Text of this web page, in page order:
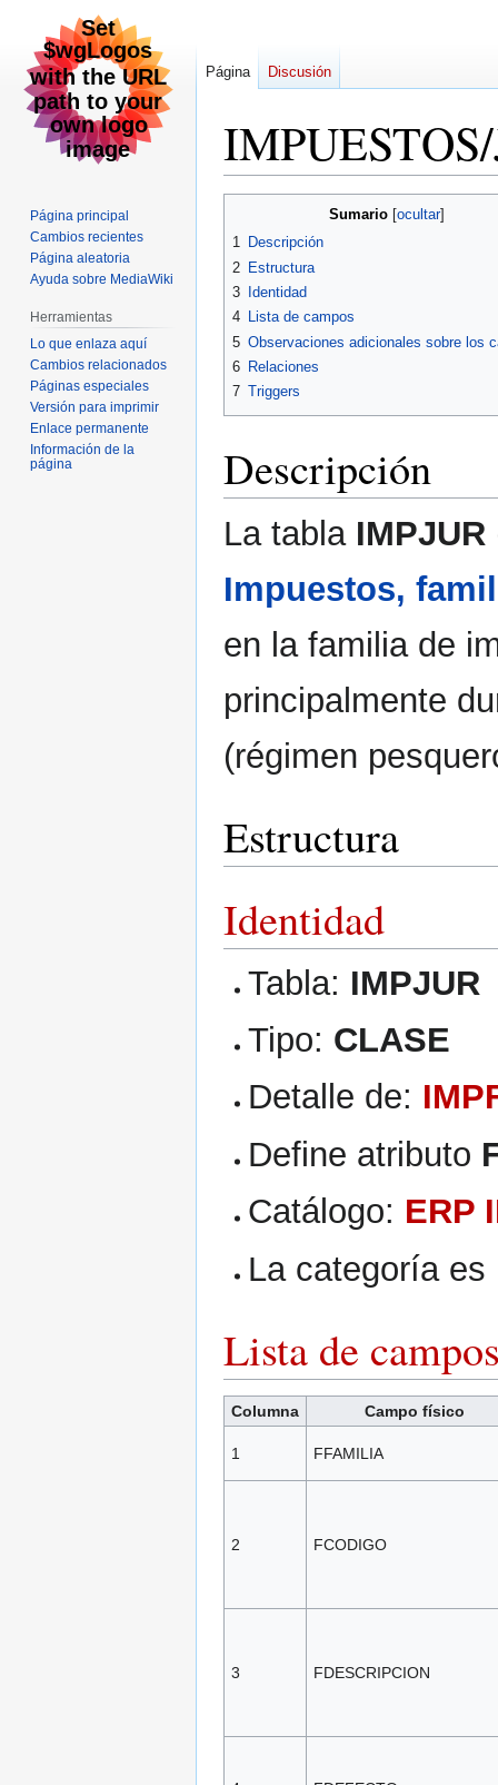
navegación
búsqueda
Sumario
1 Descripción
2 Estructura
3
Identidad
4 Lista de campos
5 Observaciones adicionales sobre los
6 Relaciones
7 Triggers
Descripción
La tabla IMPJUR
Impuestos,
en la familia de
principalmente
(régimen
Estructura
Identidad
Tabla: IMPJUR
Tipo: CLASE
Detalle de:
Define atributo
Catálogo: ERP
La categoría es
Lista de
Columna Campo físico
1 FFAMILIA
2 FCODIGO
3 FDESCRIPCION
Página Discusión
Página principal
Cambios recientes
Página aleatoria
Ayuda sobre MediaWiki
Herramientas
Lo que enlaza aquí
Cambios relacionados
Páginas especiales
Versión para imprimir
Enlace permanente
Información de la
página